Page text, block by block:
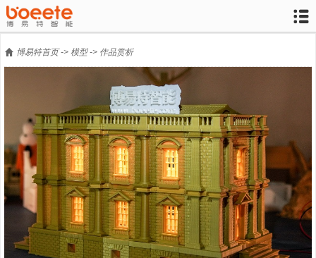

 博易特首页-> 模型-> 作品赏析